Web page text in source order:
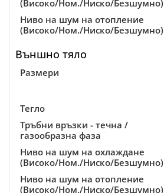
(Високо/Ном./Ниско/Безшумно)
Ниво на шум на отопление
(Високо/Ном./Ниско/Безшумно)
Външно тяло
Размери
Тегло
Тръбни връзки - течна /
газообразна фаза
Ниво на шум на охлаждане
(Високо/Ном./Ниско/Безшумно)
Ниво на шум на отопление
(Високо/Ном./Ниско/Безшумно)